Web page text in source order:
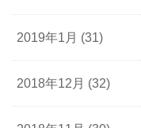
2019年1月 (31)
2018年12月 (32)